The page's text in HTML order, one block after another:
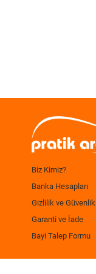
Biz Kimiz?
Banka Hesapları
Gizlilik ve Güvenlik
Garanti ve İade
Bayi Talep Formu